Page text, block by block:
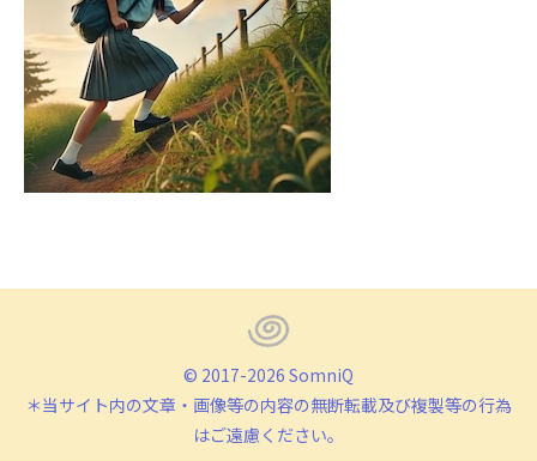
© 2017-2026 SomniQ
＊当サイト内の文章・画像等の内容の無断転載及び複製等の行為
はご遠慮ください。